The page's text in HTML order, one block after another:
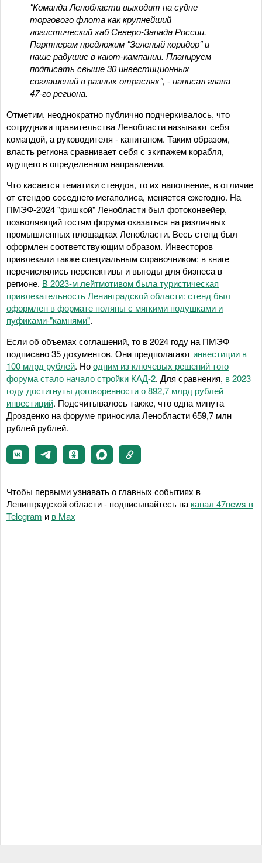
"Команда Ленобласти выходит на судне
торгового флота как крупнейший
логистический хаб Северо-Запада России.
Партнерам предложим "Зеленый коридор" и
наше радушие в кают-кампании. Планируем
подписать свыше 30 инвестиционных
соглашений в разных отраслях", - написал глава
47-го региона.
Отметим, неоднократно публично подчеркивалось, что
сотрудники правительства Ленобласти называют себя
командой, а руководителя - капитаном. Таким образом,
власть региона сравнивает себя с экипажем корабля,
идущего в определенном направлении.
Что касается тематики стендов, то их наполнение, в отличие
от стендов соседнего мегаполиса, меняется ежегодно. На
ПМЭФ-2024 "фишкой" Ленобласти был фотоконвейер,
позволяющий гостям форума оказаться на различных
промышленных площадках Ленобласти. Весь стенд был
оформлен соответствующим образом. Инвесторов
привлекали также специальным справочником: в книге
перечислялись перспективы и выгоды для бизнеса в
регионе. В 2023-м лейтмотивом была туристическая
привлекательность Ленинградской области: стенд был
оформлен в формате поляны с мягкими подушками и
пуфиками-"камнями".
Если об объемах соглашений, то в 2024 году на ПМЭФ
подписано 35 документов. Они предполагают инвестиции в
100 млрд рублей. Ноодним из ключевых решений того
форума стало начало стройки КАД-2. Для сравнения, в 2023
году достигнуты договоренности о 892,7 млрд рублей
инвестиций. Подсчитывалось также, что одна минута
Дрозденко на форуме приносила Ленобласти 659,7 млн
рублей рублей.
Чтобы первыми узнавать о главных событиях в
Ленинградской области - подписывайтесь наканал 47news в
Telegram и в Maх